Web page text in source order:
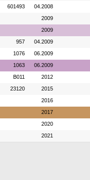
601493 04.2008
2009
2009
957 04.2009
1076 06.2009
1063 06.2009
B011 2012
23120 2015
2016
2017
2020
2021